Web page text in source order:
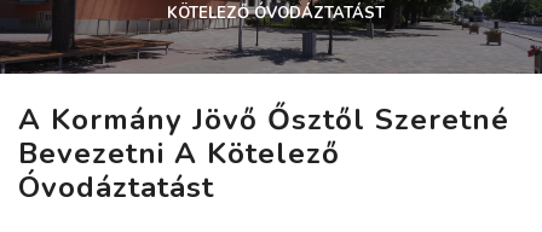
KÖTELEZŐ ÓVODÁZTATÁST
A Kormány Jövő Ősztől Szeretné
Bevezetni A Kötelező
Óvodáztatást